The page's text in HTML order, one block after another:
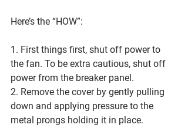
Here’s the “HOW”:
1. First things first, shut off power to
the fan. To be extra cautious, shut off
power from the breaker panel.
2. Remove the cover by gently pulling
down and applying pressure to the
metal prongs holding it in place.